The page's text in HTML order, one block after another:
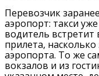
Перевозчик
аэропорт: такси
водитель встретит
прилета,
аэропорта. То же
вокзалов и из